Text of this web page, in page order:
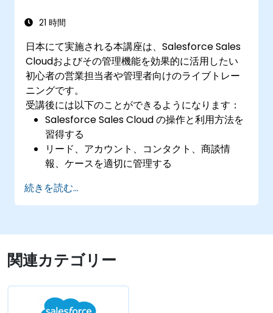
21 時間
日本にて実施される本講座は、Salesforce Sales
Cloudおよびその管理機能を効果的に活用したい
初心者の営業担当者や管理者向けのライブトレー
ニングです。
受講後には以下のことができるようになります：
Salesforce Sales Cloud の操作と利用方法を
習得する
リード、アカウント、コンタクト、商談情
報、ケースを適切に管理する
ュボードを作成する
Salesforce内で自動化処理やワークフロール
セキュリティ設定のカスタマイズおよびユー
ザーのアクセス権限を管理する
Power BI、Tableau などのツールと連携させ
続きを読む...
関連カテゴリー